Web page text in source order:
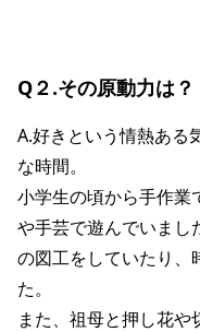
Q２.その原動力は？
A.好きという情熱ある
な時間。
小学生の頃から手作業
や手芸で遊んでいまし
の図工をしていたり、
た。
また、祖母と押し花